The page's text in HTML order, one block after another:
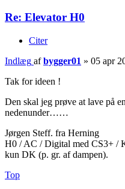
Re: Elevator H0
Citer
Indlæg afbygger01 » 05 apr
Tak for ideen !
Den skal jeg prøve at lave på
nedenunder……
Jørgen Steff. fra Herning
H0 / AC / Digital med CS3+ /
kun DK (p. gr. af dampen).
Top